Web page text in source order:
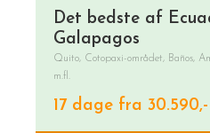
Det bedste af
Galapagos
Quito, Cotopaxi-området, Baños,
m.fl.
17 dage fra 30.590,-